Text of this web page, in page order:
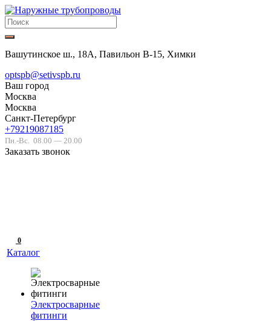
Вашутинское ш., 18А, Павильон В-15, Химки
optspb@setivspb.ru
Ваш город
Москва
Москва
Санкт-Петербург
+79219087185
Пн.-Вс. 08.00 — 20.00
Заказать звонок
0
Каталог
Электросварные
фитинги